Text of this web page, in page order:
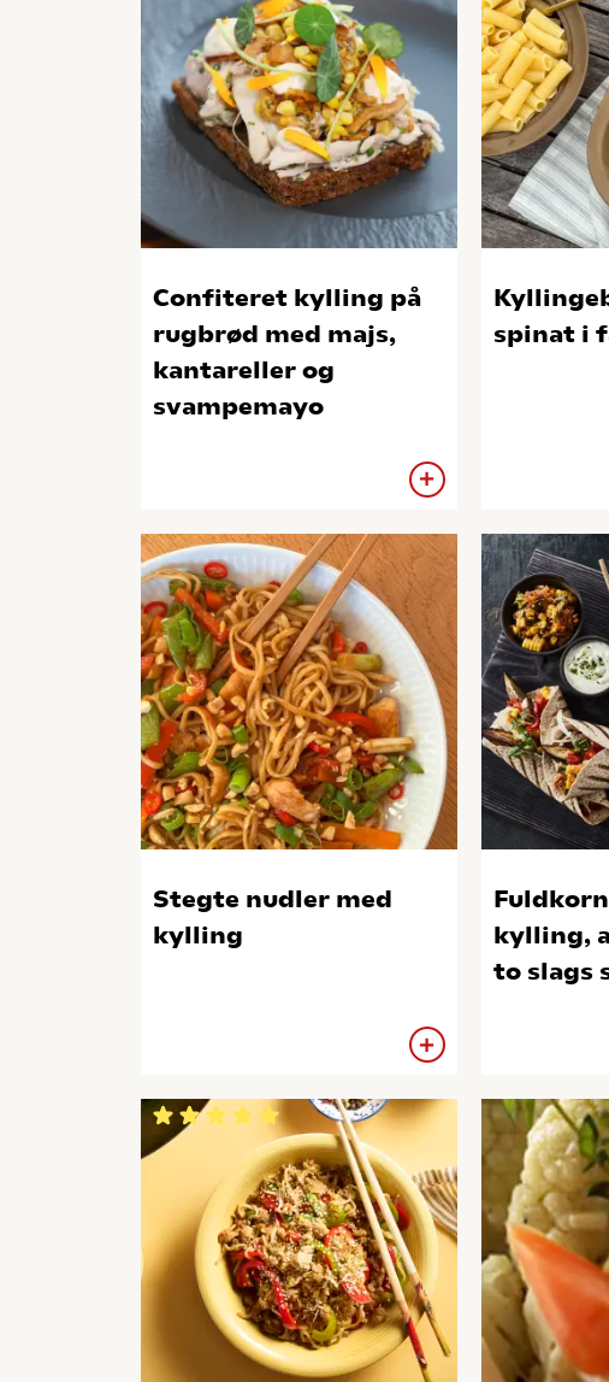
Confiteret kylling på
rugbrød med majs,
kantareller og
svampemayo
spinat i
Stegte nudler med
kylling
kylling,
to slags